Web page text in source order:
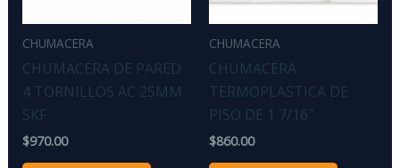
CHUMACERA
CHUMACERA DE PARED
4 TORNILLOS AC 25MM
SKF
$970.00
CHUMACERA
CHUMACERA
TERMOPLASTICA DE
PISO DE 1 7/16″
$860.00